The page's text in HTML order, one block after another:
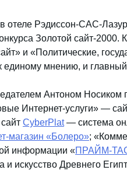
отеле Рэдиссон-САС-
Золотой сайт-
и «Политические,
мнению, и
Антоном
Интернет-услуги» —
CyberPlat— система
магазин «Болеро»;
информации «ПРАЙМ-
и искусство Древнего